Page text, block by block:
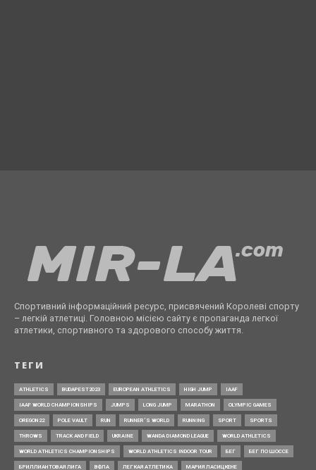
Спортивний інформаційний ресурс, присвячений Королеві спорту
– легкій атлетиці. Головною місією сайту є пропаганда легкої
атлетики, спортивного та здорового способу життя.
ТЕГИ
ATHLETICS BUDAPEST2023 EUROPEAN ATHLETICS HIGH JUMP IAAF
IAAF WORLD CHAMPIONSHIPS JUMPS LONG JUMP MARATHON OLYMPIC GAMES
OREGON22 POLE VAULT RUN RUNNER’S WORLD RUNNING SPORT SPORTS
THROWS TRACK AND FIELD UKRAINE WANDA DIAMOND LEAGUE WORLD ATHLETICS
WORLD ATHLETICS CHAMPIONSHIPS WORLD ATHLETICS INDOOR TOUR БЕГ БЕГ ПО ШОССЕ
БРИЛЛИАНТОВАЯ ЛИГА ВФЛА ЛЕГКАЯ АТЛЕТИКА МАРИЯ ЛАСИЦКЕНЕ